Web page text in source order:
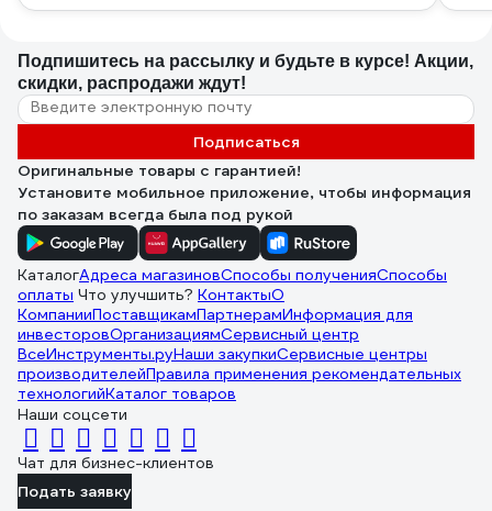
Подпишитесь на рассылку и будьте в курсе! Акции,
скидки, распродажи ждут!
Подписаться
Оригинальные товары с гарантией!
Установите мобильное приложение, чтобы информация
по заказам всегда была под рукой
КаталогАдреса магазиновСпособы полученияСпособы
оплаты Что улучшить? КонтактыО
КомпанииПоставщикамПартнерамИнформация для
инвесторовОрганизациямСервисный центр
ВсеИнструменты.руНаши закупкиСервисные центры
производителейПравила применения рекомендательных
технологийКаталог товаров
Наши соцсети
Чат для бизнес-клиентов
Подать заявку